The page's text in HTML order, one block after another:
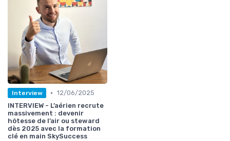
Interview • 12/06/2025
INTERVIEW - L’aérien recrute
massivement : devenir
hôtesse de l’air ou steward
dès 2025 avec la formation
clé en main SkySuccess